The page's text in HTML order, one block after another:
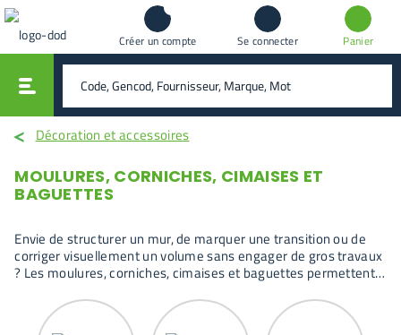
Créer un compte Se connecter Panier
rechercher
Décoration et accessoires
MOULURES, CORNICHES, CIMAISES ET
BAGUETTES
Envie de structurer un mur, de marquer une transition ou de
corriger visuellement un volume sans engager de gros travaux
? Les moulures, corniches, cimaises et baguettes permettent
existante et de créer des finitions nettes, à condition de choisir
un matériau et un profil adaptés à l’espace.